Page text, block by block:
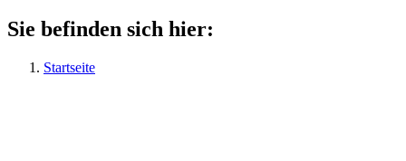
Sie befinden sich hier:
Startseite